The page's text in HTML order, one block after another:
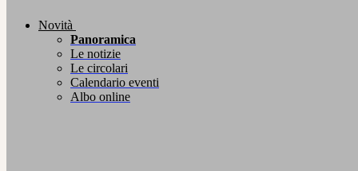
Novità
Panoramica
Le notizie
Le circolari
Calendario eventi
Albo online